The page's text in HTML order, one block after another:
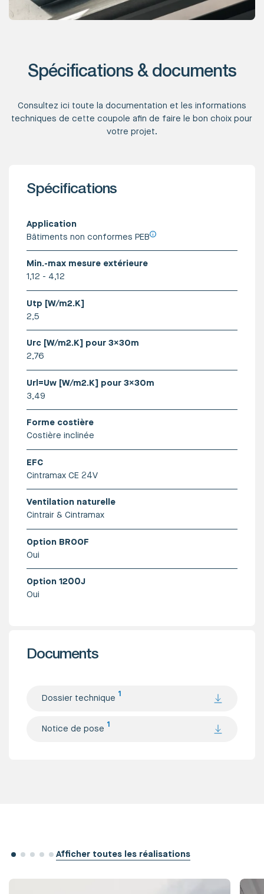
Spécifications & documents
Consultez ici toute la documentation et les informations
techniques de cette coupole afin de faire le bon choix pour
votre projet.
Spécifications
Application
Bâtiments non conformes PEB
Meer info vind je hier
Min.-max mesure extérieure
1,12 - 4,12
Utp [W/m2.K]
2,5
Urc [W/m2.K] pour 3x30m
2,76
Url=Uw [W/m2.K] pour 3x30m
3,49
Forme costière
Costière inclinée
EFC
Cintramax CE 24V
Ventilation naturelle
Cintrair & Cintramax
Option BROOF
Oui
Option 1200J
Oui
Documents
Dossier technique 1
Notice de pose 1
Afficher toutes les réalisations